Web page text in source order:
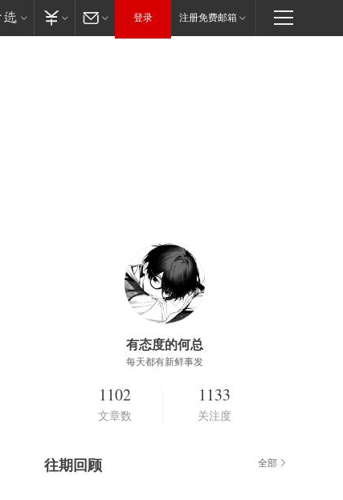
登录 注册免费邮箱
有态度的何总
每天都有新鲜事发
1102
文章数
1133
关注度
往期回顾 全部